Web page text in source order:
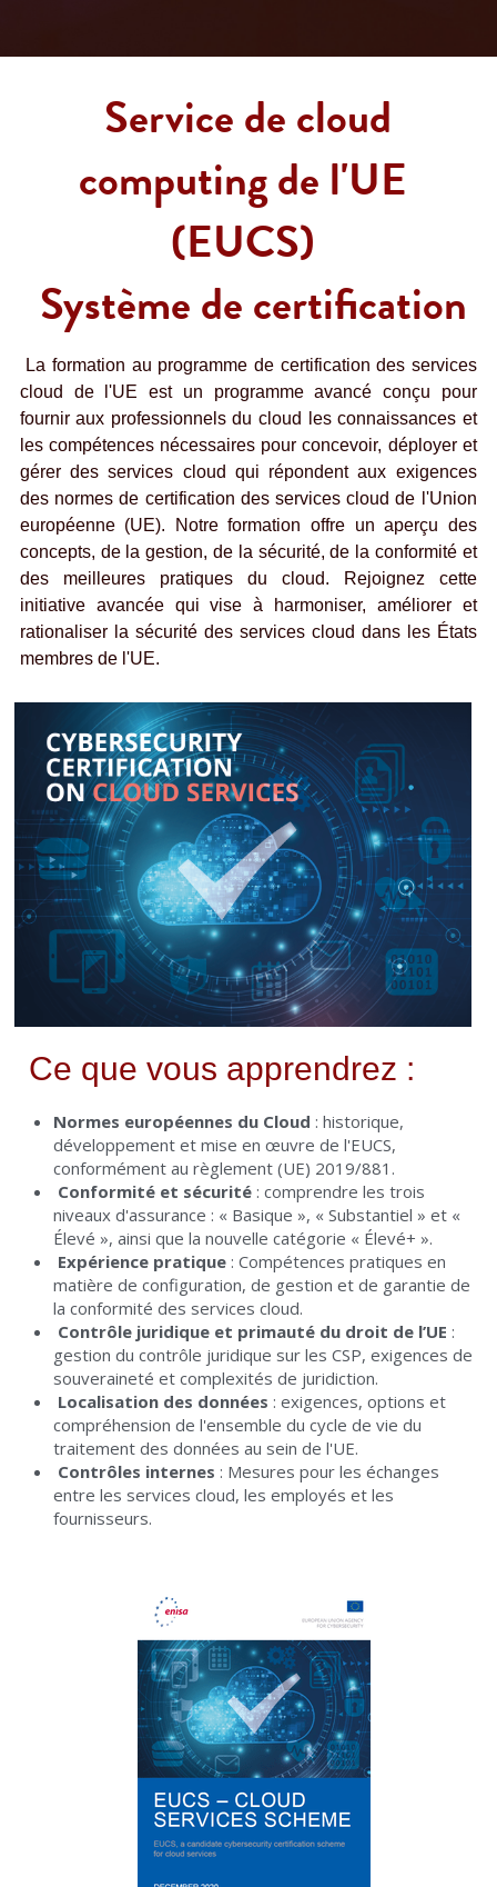
Médias et divertissement
Soins de santé
Finances et assurances
Éducation
FR 17640 | FITCEM | CSPN
RED-DA
SESIP
IoT de la GSMA
Service de cloud
computing de l'UE
(EUCS)
Système de certification
La formation au programme de certification des services
cloud de l'UE est un programme avancé conçu pour
fournir aux professionnels du cloud les connaissances et
les compétences nécessaires pour concevoir, déployer et
gérer des services cloud qui répondent aux exigences
des normes de certification des services cloud de l'Union
européenne (UE). Notre formation offre un aperçu des
concepts, de la gestion, de la sécurité, de la conformité et
des meilleures pratiques du cloud. Rejoignez cette
initiative avancée qui vise à harmoniser, améliorer et
rationaliser la sécurité des services cloud dans les États
membres de l'UE.
Ce que vous apprendrez :
Normes européennes du Cloud : historique,
développement et mise en œuvre de l'EUCS,
conformément au règlement (UE) 2019/881.
Conformité et sécurité : comprendre les trois
niveaux d'assurance : « Basique », « Substantiel » et «
Élevé », ainsi que la nouvelle catégorie « Élevé+ ».
Expérience pratique : Compétences pratiques en
matière de configuration, de gestion et de garantie de
la conformité des services cloud.
Contrôle juridique et primauté du droit de l’UE :
gestion du contrôle juridique sur les CSP, exigences de
souveraineté et complexités de juridiction.
Localisation des données : exigences, options et
compréhension de l'ensemble du cycle de vie du
traitement des données au sein de l'UE.
Contrôles internes : Mesures pour les échanges
entre les services cloud, les employés et les
fournisseurs.